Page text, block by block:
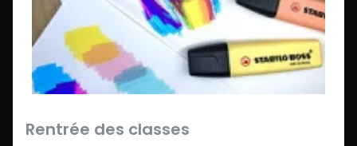
Rentrée des classes